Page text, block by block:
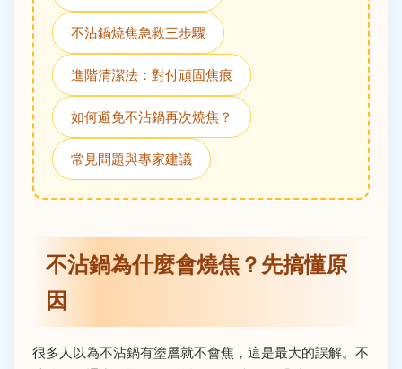
不沾鍋燒焦急救三步驟
進階清潔法：對付頑固焦痕
如何避免不沾鍋再次燒焦？
常見問題與專家建議
不沾鍋為什麼會燒焦？先搞懂原
因
很多人以為不沾鍋有塗層就不會焦，這是最大的誤解。不